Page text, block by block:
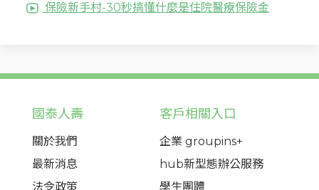
保險新手村-30秒搞懂什麼是住院醫療保險金
國泰人壽
關於我們
最新消息
法令政策
客戶相關入口
企業 groupins+
hub新型態辦公服務
學生團體